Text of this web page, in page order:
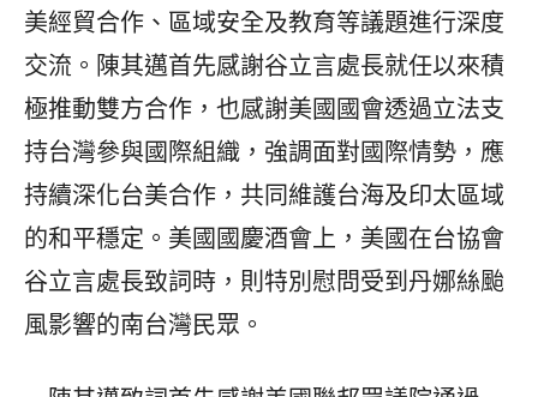
美經貿合作、區域安全及教育等議題進行深度
交流。陳其邁首先感謝谷立言處長就任以來積
極推動雙方合作，也感謝美國國會透過立法支
持台灣參與國際組織，強調面對國際情勢，應
持續深化台美合作，共同維護台海及印太區域
的和平穩定。美國國慶酒會上，美國在台協會
谷立言處長致詞時，則特別慰問受到丹娜絲颱
風影響的南台灣民眾。